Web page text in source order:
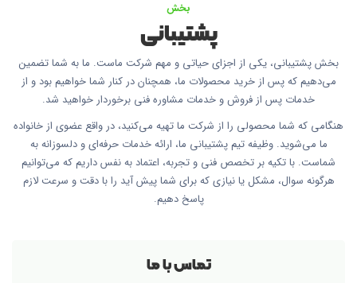
بخش
پشتیبانی
بخش پشتیبانی، یکی از اجزای حیاتی و مهم شرکت ماست. ما به شما تضمین
می‌دهیم که پس از خرید محصولات ما، همچنان در کنار شما خواهیم بود و از
خدمات پس از فروش و خدمات مشاوره فنی برخوردار خواهید شد.
هنگامی که شما محصولی را از شرکت ما تهیه می‌کنید، در واقع عضوی از خانواده
ما می‌شوید. وظیفه تیم پشتیبانی ما، ارائه خدمات حرفه‌ای و دلسوزانه به
شماست. با تکیه بر تخصص فنی و تجربه، اعتماد به نفس داریم که می‌توانیم
هرگونه سوال، مشکل یا نیازی که برای شما پیش آید را با دقت و سرعت لازم
پاسخ دهیم.
تماس با ما